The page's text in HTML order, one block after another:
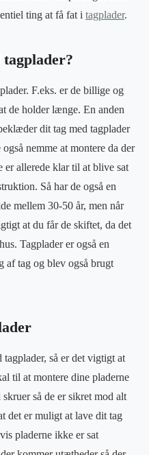
ting at få fat i tagplader.
F.eks. er de billige og
de holder længe. En anden
dit tag med tagplader
nemme at montere da der
er allerede klar til at blive sat
Så har de også en
mellem 30-50 år, men når
at du får de skiftet, da det
Tagplader er også en
af tag og blev også brugt
så er det vigtigt at
til at montere dine pladerne
så de er sikret mod alt
det er muligt at lave dit tag
pladerne ikke er sat